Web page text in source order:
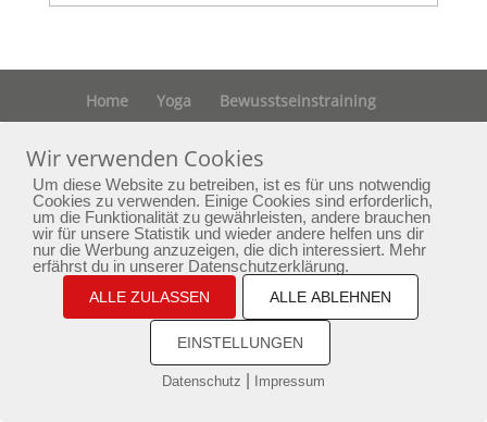
Home Yoga
Bewusstseinstraining
Impressum
Datenschutz
copyright by phoenixarising.de
Wir verwenden Cookies
Um diese Website zu betreiben, ist es für uns notwendig
Cookies zu verwenden. Einige Cookies sind erforderlich,
um die Funktionalität zu gewährleisten, andere brauchen
wir für unsere Statistik und wieder andere helfen uns dir
nur die Werbung anzuzeigen, die dich interessiert. Mehr
erfährst du in unserer Datenschutzerklärung.
ALLE ZULASSEN ALLE ABLEHNEN
EINSTELLUNGEN
Datenschutz Impressum